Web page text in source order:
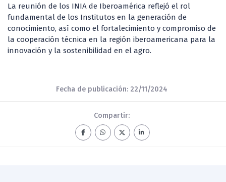
La reunión de los INIA de Iberoamérica reflejó el rol
fundamental de los Institutos en la generación de
conocimiento, así como el fortalecimiento y compromiso de
la cooperación técnica en la región iberoamericana para la
innovación y la sostenibilidad en el agro.
Fecha de publicación: 22/11/2024
Compartir: